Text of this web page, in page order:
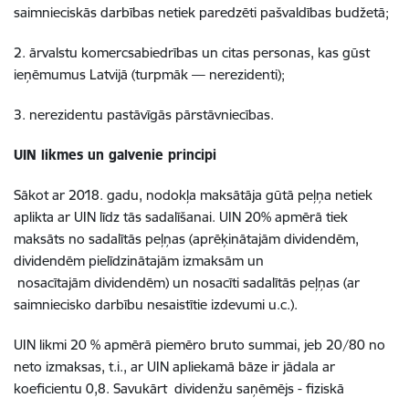
saimnieciskās darbības netiek paredzēti pašvaldības budžetā;
2. ārvalstu komercsabiedrības un citas personas, kas gūst
ieņēmumus Latvijā (turpmāk — nerezidenti);
3. nerezidentu pastāvīgās pārstāvniecības.
UIN likmes un galvenie principi
Sākot ar 2018. gadu, nodokļa maksātāja gūtā peļņa netiek
aplikta ar UIN līdz tās sadalīšanai. UIN 20% apmērā tiek
maksāts no sadalītās peļņas (aprēķinātajām dividendēm,
dividendēm pielīdzinātajām izmaksām un
nosacītajām dividendēm) un nosacīti sadalītās peļņas (ar
saimniecisko darbību nesaistītie izdevumi u.c.).
UIN likmi 20 % apmērā piemēro bruto summai, jeb 20/80 no
neto izmaksas, t.i., ar UIN apliekamā bāze ir jādala ar
koeficientu 0,8. Savukārt dividenžu saņēmējs - fiziskā